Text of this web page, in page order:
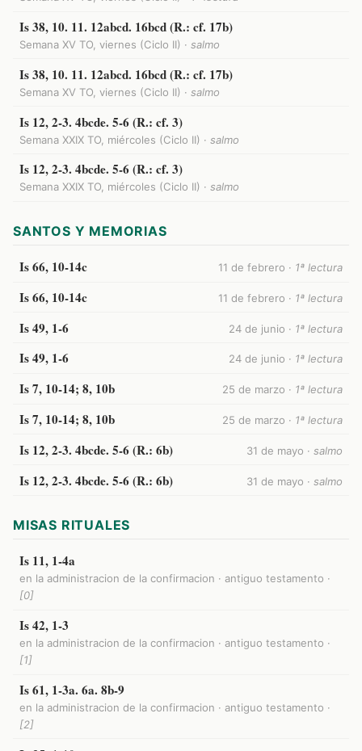
Is 38, 10. 11. 12abcd. 16bcd (R.: cf. 17b)
Semana XV TO, viernes (Ciclo II) · salmo
Is 38, 10. 11. 12abcd. 16bcd (R.: cf. 17b)
Semana XV TO, viernes (Ciclo II) · salmo
Is 12, 2-3. 4bcde. 5-6 (R.: cf. 3)
Semana XXIX TO, miércoles (Ciclo II) · salmo
Is 12, 2-3. 4bcde. 5-6 (R.: cf. 3)
Semana XXIX TO, miércoles (Ciclo II) · salmo
SANTOS Y MEMORIAS
Is 66, 10-14c 11 de febrero · 1ª lectura
Is 66, 10-14c 11 de febrero · 1ª lectura
Is 49, 1-6 24 de junio · 1ª lectura
Is 49, 1-6 24 de junio · 1ª lectura
Is 7, 10-14; 8, 10b 25 de marzo · 1ª lectura
Is 7, 10-14; 8, 10b 25 de marzo · 1ª lectura
Is 12, 2-3. 4bcde. 5-6 (R.: 6b) 31 de mayo · salmo
Is 12, 2-3. 4bcde. 5-6 (R.: 6b) 31 de mayo · salmo
MISAS RITUALES
Is 11, 1-4a
en la administracion de la confirmacion · antiguo testamento ·
[0]
Is 42, 1-3
en la administracion de la confirmacion · antiguo testamento ·
[1]
Is 61, 1-3a. 6a. 8b-9
en la administracion de la confirmacion · antiguo testamento ·
[2]